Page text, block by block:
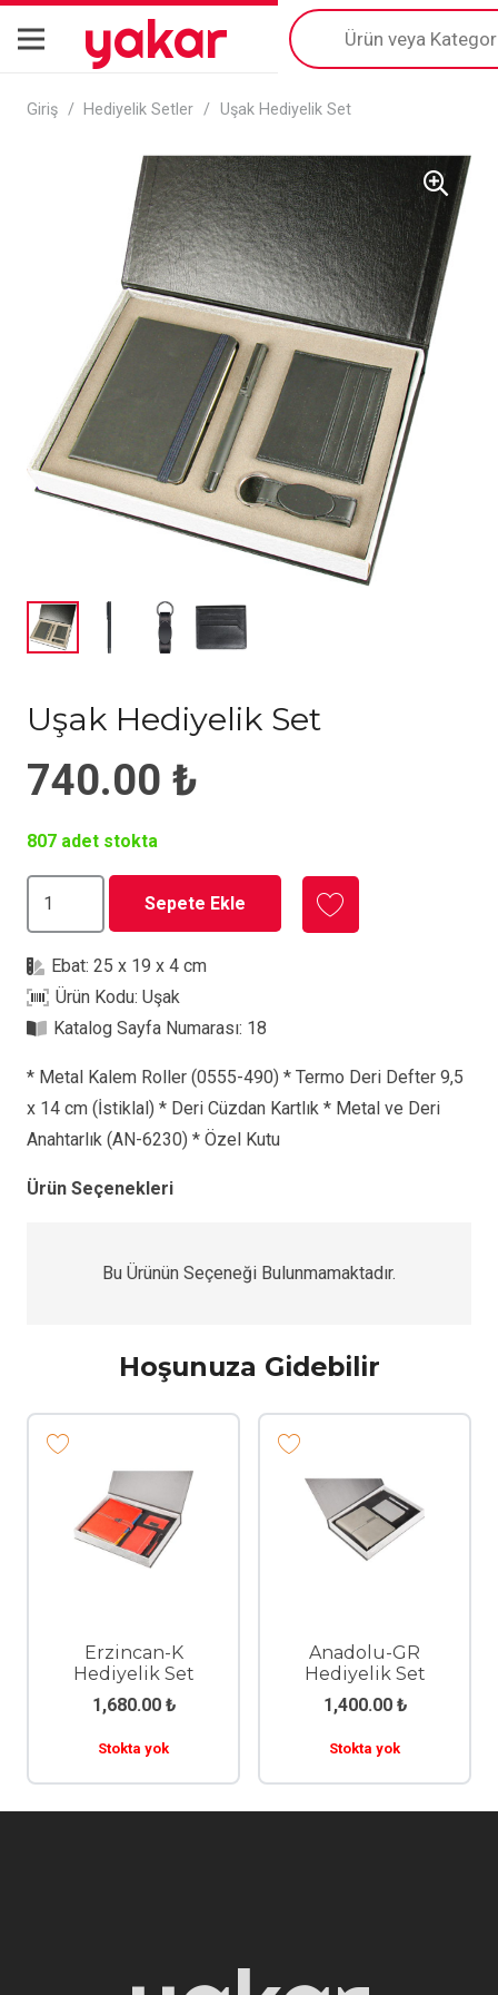
yakar
Products
search
Giriş / Hediyelik Setler / Uşak Hediyelik Set
Uşak Hediyelik Set
740.00 ₺
807 adet stokta
adet
Sepete Ekle
Ebat:25 x 19 x 4 cm
Ürün Kodu:Uşak
Katalog Sayfa Numarası: 18
* Metal Kalem Roller (0555-490) * Termo Deri Defter 9,5
x 14 cm (İstiklal) * Deri Cüzdan Kartlık * Metal ve Deri
Anahtarlık (AN-6230) * Özel Kutu
Ürün Seçenekleri
Bu Ürünün Seçeneği Bulunmamaktadır.
Hoşunuza Gidebilir
Erzincan-K
Hediyelik Set
1,680.00 ₺
Stokta yok
Anadolu-GR
Hediyelik Set
1,400.00 ₺
Stokta yok